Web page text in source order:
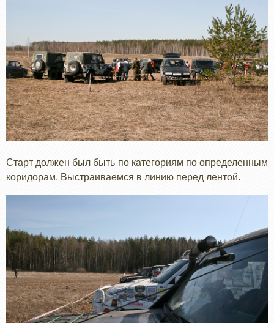
Старт должен был быть по категориям по определенным
коридорам. Выстраиваемся в линию перед лентой.